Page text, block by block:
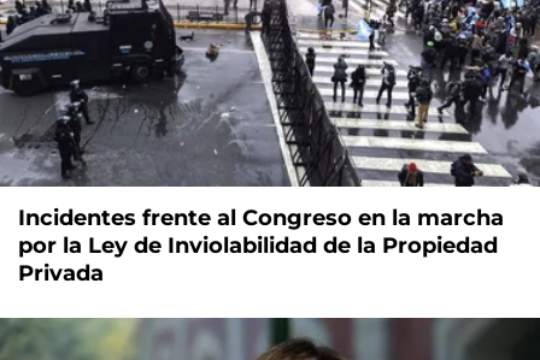
Incidentes frente al Congreso en la marcha
por la Ley de Inviolabilidad de la Propiedad
Privada